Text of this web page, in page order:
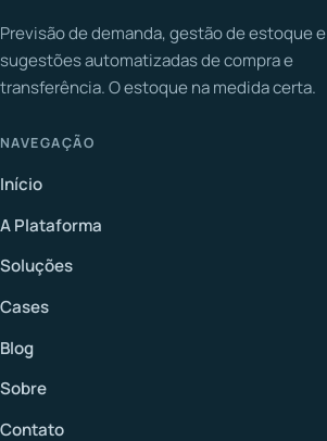
Previsão de demanda, gestão de estoque e
sugestões automatizadas de compra e
transferência. O estoque na medida certa.
NAVEGAÇÃO
Início
A Plataforma
Soluções
Cases
Blog
Sobre
Contato